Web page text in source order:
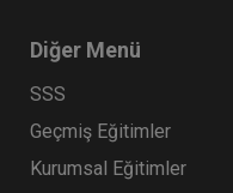
Diğer Menü
SSS
Geçmiş Eğitimler
Kurumsal Eğitimler